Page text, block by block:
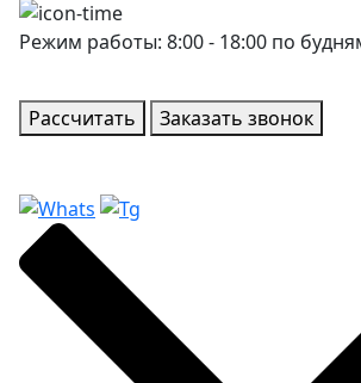
Режим работы: 8:00 - 18:00 по
Рассчитать Заказать звонок